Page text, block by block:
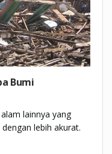
Bumi
lainnya yang
lebih akurat.